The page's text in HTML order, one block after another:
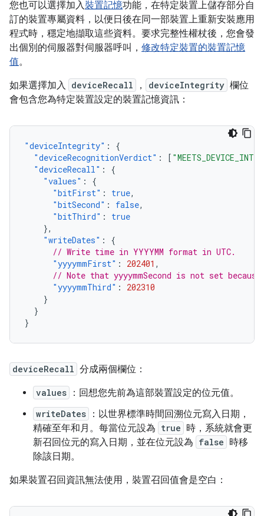
您也可以選擇加入裝置記憶功能，在特定裝置上儲存部分自
訂的裝置專屬資料，以便日後在同一部裝置上重新安裝應用
程式時，穩定地擷取這些資料。要求完整性權杖後，您會發
出個別的伺服器對伺服器呼叫， 修改特定裝置的裝置記憶
值。
如果選擇加入 deviceRecall ， deviceIntegrity 欄位
會包含您為特定裝置設定的裝置記憶資訊：
"deviceIntegrity" :
{
"deviceRecognitionVerdict" : [
"deviceRecall" :
{
"values" :
{
"bitFirst" : true,
"bitSecond" : false,
"bitThird" :
true
},
"writeDates" :
{
// Write time in YYYYMM format in UTC.
"yyyymmFirst" : 202401 ,
// Note that yyyymmSecond is not set
"yyyymmThird" :
202310
}
}
}
deviceRecall 分成兩個欄位：
values ：回想您先前為這部裝置設定的位元值。
writeDates
：以世界標準時間回溯位元寫入日期，
精確至年和月。每當位元設為 true 時，系統就會更
新召回位元的寫入日期，並在位元設為 false 時移
除該日期。
如果裝置召回資訊無法使用，裝置召回值會是空白：